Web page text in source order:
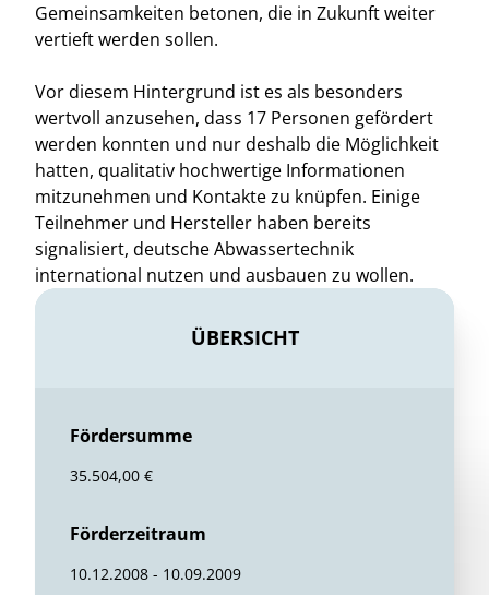
Gemeinsamkeiten betonen, die in Zukunft weiter
vertieft werden sollen.
Vor diesem Hintergrund ist es als besonders
wertvoll anzusehen, dass 17 Personen gefördert
werden konnten und nur deshalb die Möglichkeit
hatten, qualitativ hochwertige Informationen
mitzunehmen und Kontakte zu knüpfen. Einige
Teilnehmer und Hersteller haben bereits
signalisiert, deutsche Abwassertechnik
international nutzen und ausbauen zu wollen.
ÜBERSICHT
Fördersumme
35.504,00 €
Förderzeitraum
10.12.2008 - 10.09.2009